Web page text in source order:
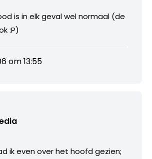
is in elk geval wel normaal (de
:P)
om 13:55
ik even over het hoofd gezien;